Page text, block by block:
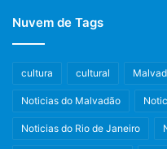
Nuvem de Tags
cultura cultural
Noticias do Malvadão
Noticias do Rio de Janeiro